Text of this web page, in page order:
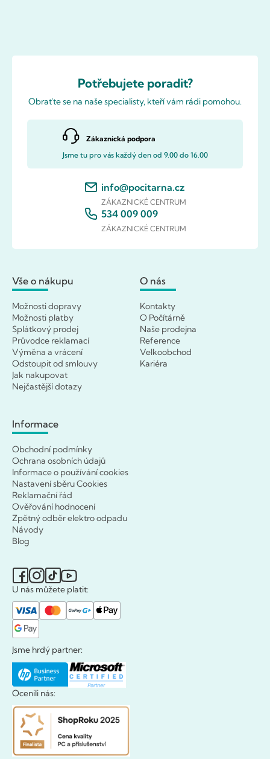
Potřebujete poradit?
Obraťte se na naše specialisty, kteří vám rádi pomohou.
Zákaznická podpora
Jsme tu pro vás každý den od 9.00 do 16.00
info@pocitarna.cz
ZÁKAZNICKÉ CENTRUM
534 009 009
ZÁKAZNICKÉ CENTRUM
Vše o nákupu
Možnosti dopravy
Možnosti platby
Splátkový prodej
Průvodce reklamací
Výměna a vrácení
Odstoupit od smlouvy
Jak nakupovat
Nejčastější dotazy
O nás
Kontakty
O Počítárně
Naše prodejna
Reference
Velkoobchod
Kariéra
Informace
Obchodní podmínky
Ochrana osobních údajů
Informace o používání cookies
Nastavení sběru Cookies
Reklamační řád
Ověřování hodnocení
Zpětný odběr elektro odpadu
Návody
Blog
U nás můžete platit:
Jsme hrdý partner:
Ocenili nás: